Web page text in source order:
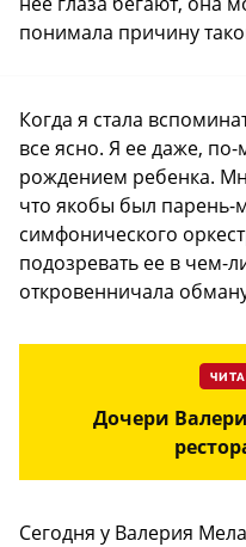
понимала причину
Когда я стала
все ясно. Я ее даже,
рождением ребенка.
что якобы был парень-
симфонического
подозревать ее в чем-
откровенничала
Дочери
Сегодня у Валерия